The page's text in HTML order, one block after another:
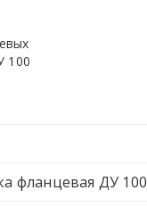
фланцевая ДУ 100